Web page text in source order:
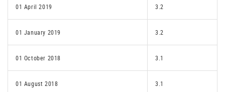
01 April 2019 3.2
01 January 2019 3.2
01 October 2018 3.1
01 August 2018 3.1